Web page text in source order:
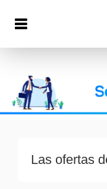
Las ofertas